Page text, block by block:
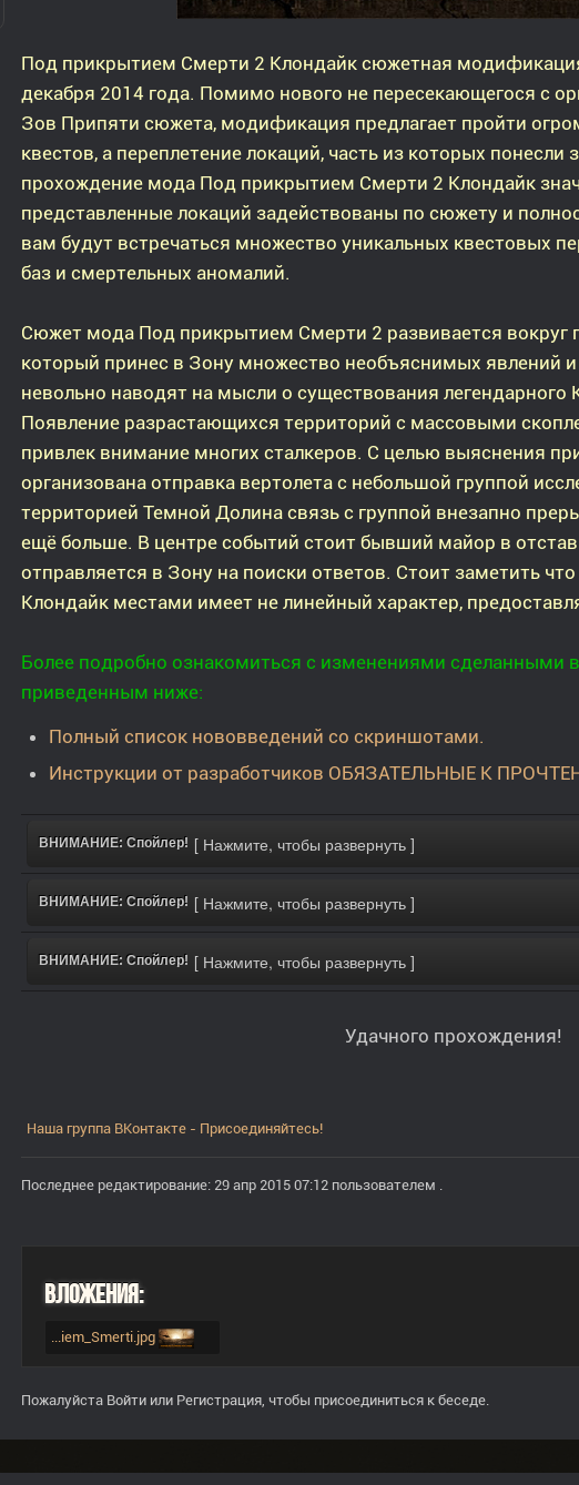
Под прикрытием Смерти 2 Клондайк сюжетная
декабря 2014 года. Помимо нового не пересекающегося с
Зов Припяти сюжета, модификация предлагает пройти
квестов, а переплетение локаций, часть из которых
прохождение мода Под прикрытием Смерти 2 Клондайк
представленные локаций задействованы по сюжету и
вам будут встречаться множество уникальных квестовых
баз и смертельных аномалий.
Сюжет мода Под прикрытием Смерти 2 развивается вокруг
который принес в Зону множество необъяснимых явлений
невольно наводят на мысли о существования легендарного
Появление разрастающихся территорий с массовыми
привлек внимание многих сталкеров. С целью выяснения
организована отправка вертолета с небольшой группой
территорией Темной Долина связь с группой внезапно
ещё больше. В центре событий стоит бывший майор в
отправляется в Зону на поиски ответов. Стоит заметить
Клондайк местами имеет не линейный характер,
Более подробно ознакомиться с изменениями сделанными
приведенным ниже:
Полный список нововведений со скриншотами.
Инструкции от разработчиков ОБЯЗАТЕЛЬНЫЕ К
ВНИМАНИЕ: Спойлер!
ВНИМАНИЕ: Спойлер!
ВНИМАНИЕ: Спойлер!
Удачного прохождения!
Наша группа ВКонтакте - Присоединяйтесь!
Последнее редактирование: 29 апр 2015 07:12 пользователем .
Вложения:
...iem_Smerti.jpg
Пожалуйста Войти или Регистрация, чтобы присоединиться к беседе.